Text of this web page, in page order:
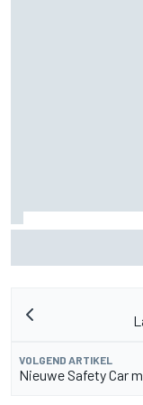
VOLGEND ARTIKEL
Nieuwe Safety Car